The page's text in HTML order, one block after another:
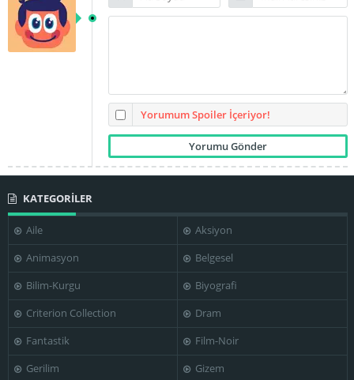
Eleni Zafeiriou Ellie Lambeti Georges Sarri
Markos Zervas Meri Hronopulu
Nikolinakos
Nikos
Yorumum Spoiler İçeriyor!
KATEGORİLER
Aile
Aksiyon
Animasyon
Belgesel
Bilim-Kurgu
Biyografi
Criterion Collection
Dram
Fantastik
Film-Noir
Gerilim
Gizem